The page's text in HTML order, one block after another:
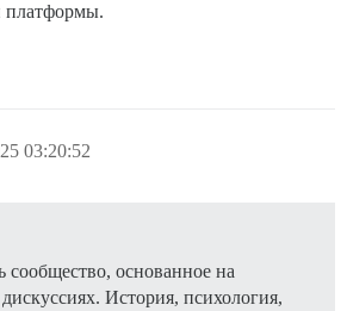
платформы.
03:20:52
сообщество, основанное на
История, психология,